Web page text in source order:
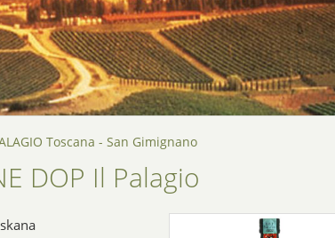
Toscana - San Gimignano
DOP Il Palagio